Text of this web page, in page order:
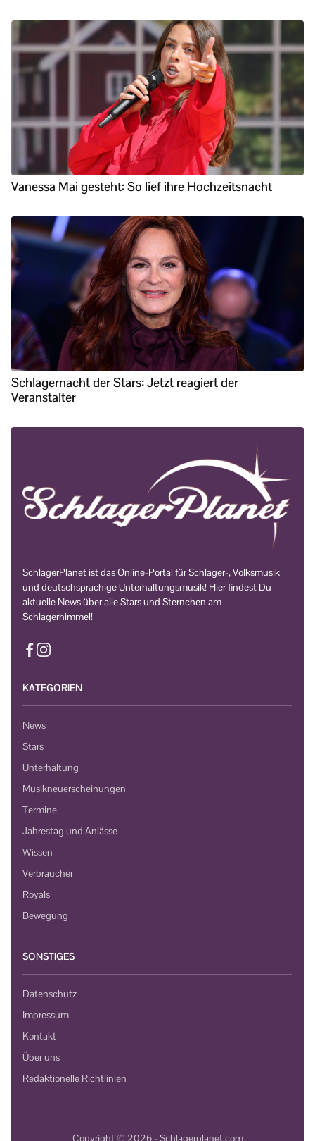
Vanessa Mai gesteht: So lief ihre Hochzeitsnacht
Schlagernacht der Stars: Jetzt reagiert der
Veranstalter
SchlagerPlanet ist das Online-Portal für Schlager-, Volksmusik
und deutschsprachige Unterhaltungsmusik! Hier findest Du
aktuelle News über alle Stars und Sternchen am
Schlagerhimmel!
KATEGORIEN
News
Stars
Unterhaltung
Musikneuerscheinungen
Termine
Jahrestag und Anlässe
Wissen
Verbraucher
Royals
Bewegung
SONSTIGES
Datenschutz
Impressum
Kontakt
Über uns
Redaktionelle Richtlinien
Copyright © 2026 - Schlagerplanet.com